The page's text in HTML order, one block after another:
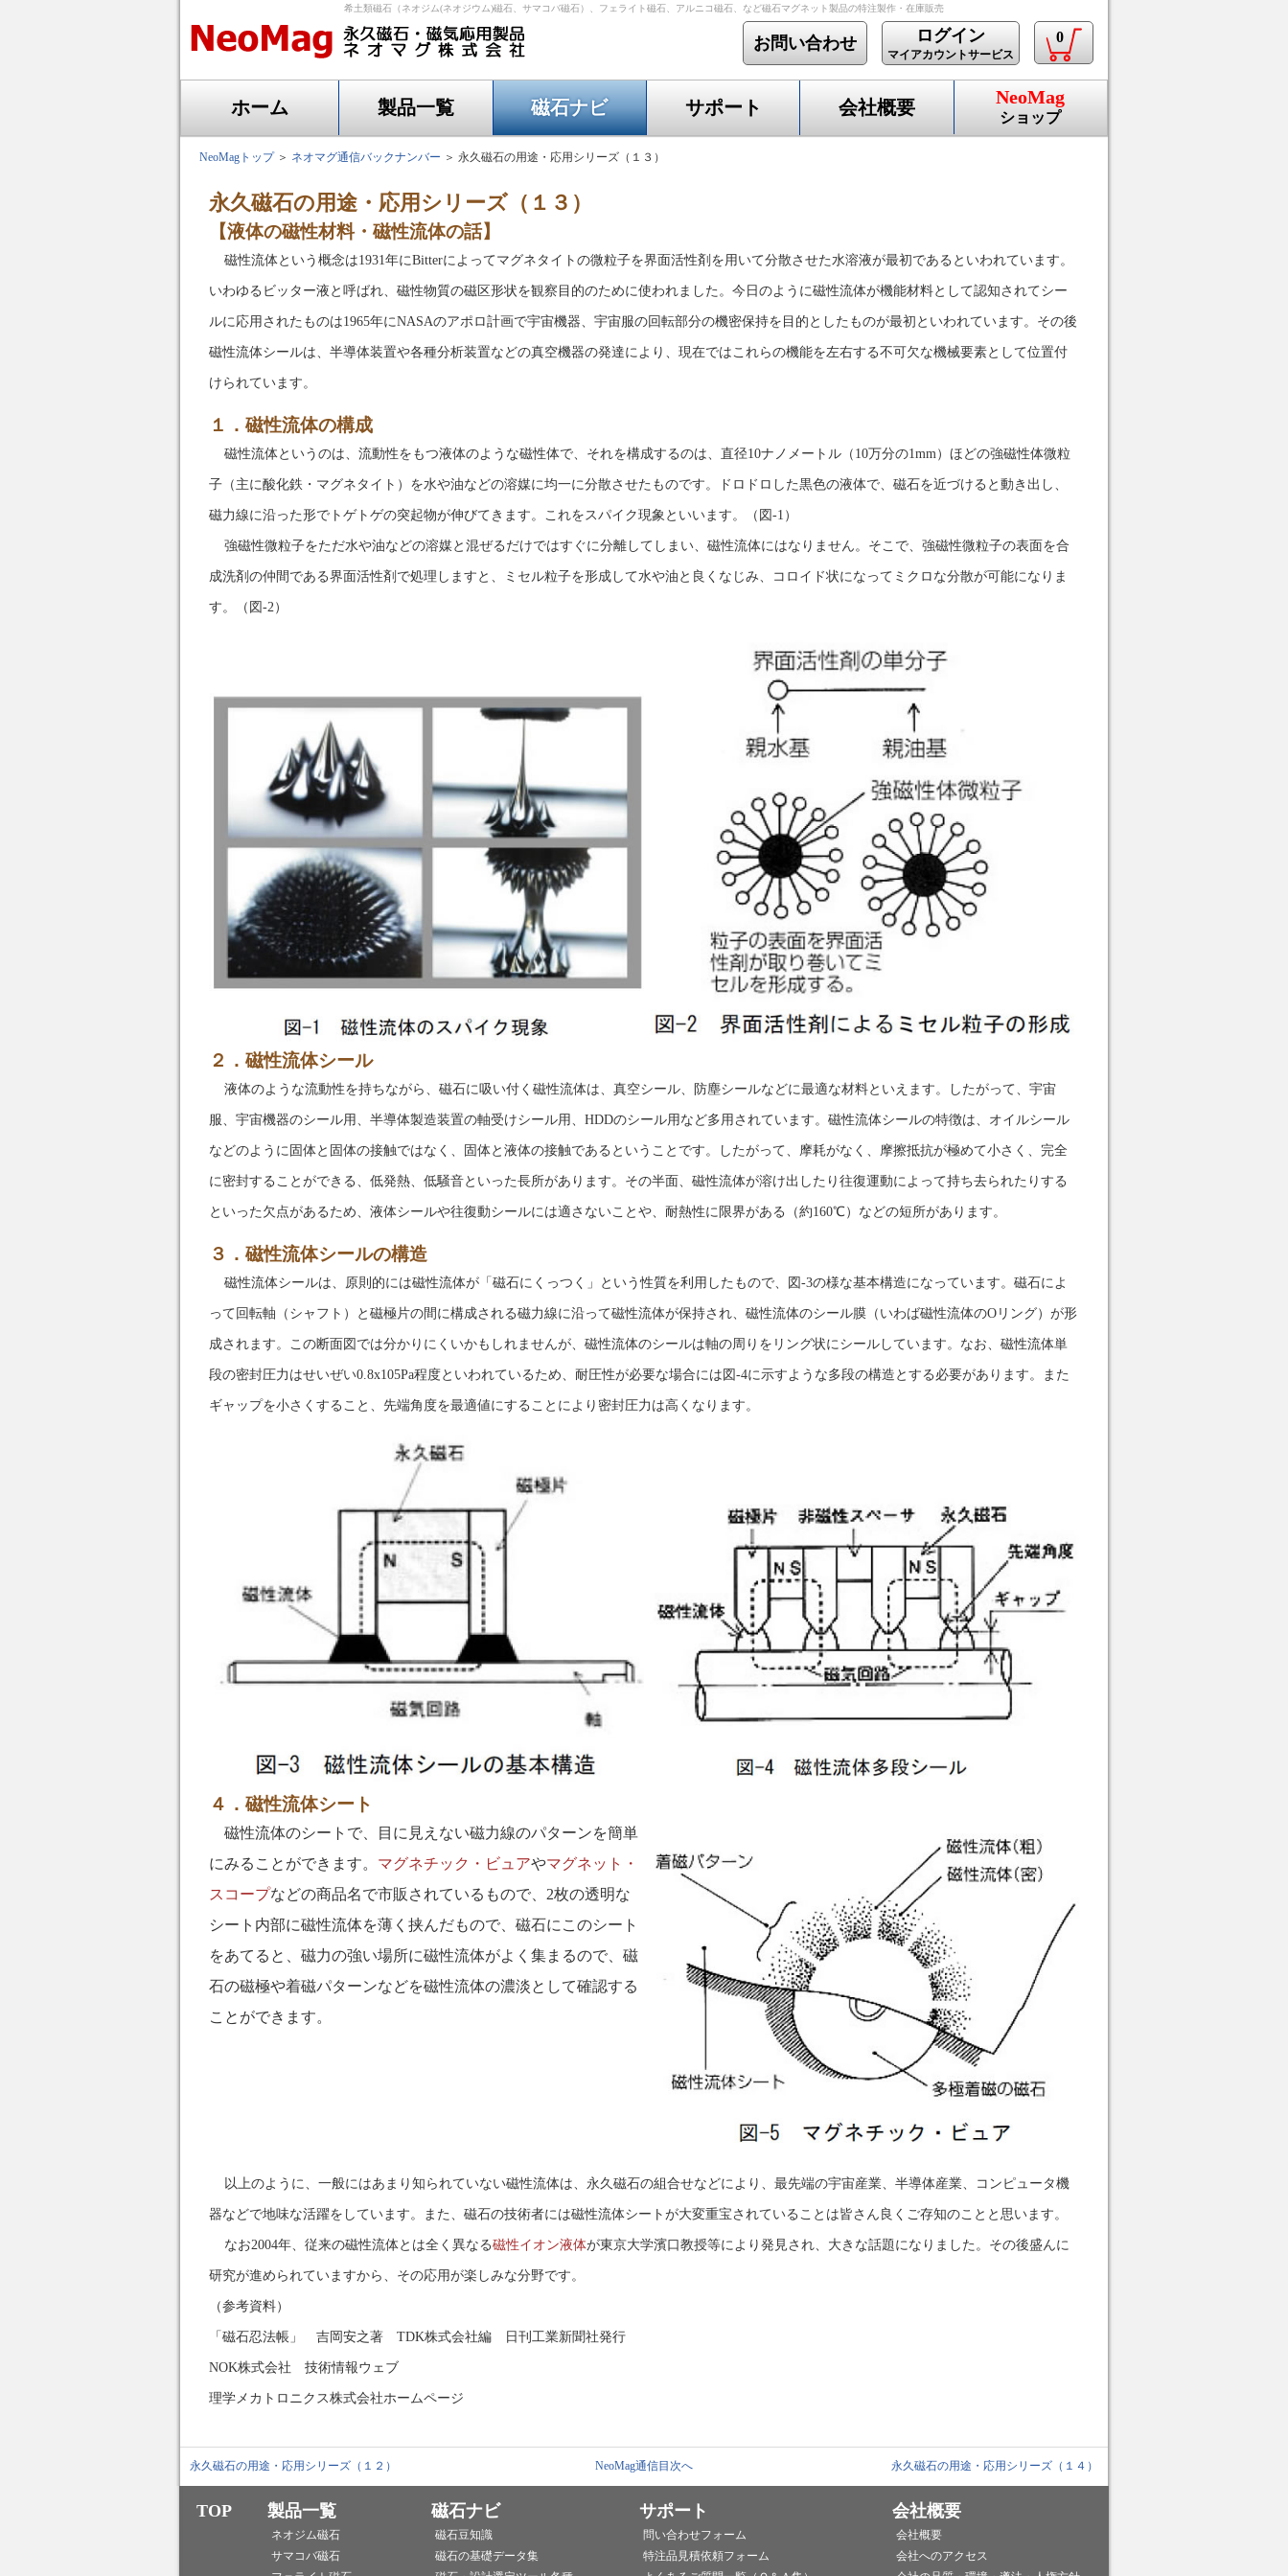
希土類磁石（ネオジム(ネオジウム)磁石、サマコバ磁石）、フェライト磁石、アルニコ磁石、など磁石マグネット製品の特注製作・在庫販売
0
ログイン
マイアカウントサービス
お問い合わせ
ホーム 製品一覧 磁石ナビ サポート 会社概要 NeoMag
ショップ
NeoMagトップ＞ ネオマグ通信バックナンバー ＞ 永久磁石の用途・応用シリーズ（１３）
永久磁石の用途・応用シリーズ（１３）
【液体の磁性材料・磁性流体の話】
磁性流体という概念は1931年にBitterによってマグネタイトの微粒子を界面活性剤を用いて分散させた水溶液が最初であるといわれています。
いわゆるビッター液と呼ばれ、磁性物質の磁区形状を観察目的のために使われました。今日のように磁性流体が機能材料として認知されてシー
ルに応用されたものは1965年にNASAのアポロ計画で宇宙機器、宇宙服の回転部分の機密保持を目的としたものが最初といわれています。その後
磁性流体シールは、半導体装置や各種分析装置などの真空機器の発達により、現在ではこれらの機能を左右する不可欠な機械要素として位置付
けられています。
１．磁性流体の構成
磁性流体というのは、流動性をもつ液体のような磁性体で、それを構成するのは、直径10ナノメートル（10万分の1mm）ほどの強磁性体微粒
子（主に酸化鉄・マグネタイト）を水や油などの溶媒に均一に分散させたものです。ドロドロした黒色の液体で、磁石を近づけると動き出し、
磁力線に沿った形でトゲトゲの突起物が伸びてきます。これをスパイク現象といいます。（図-1）
強磁性微粒子をただ水や油などの溶媒と混ぜるだけではすぐに分離してしまい、磁性流体にはなりません。そこで、強磁性微粒子の表面を合
成洗剤の仲間である界面活性剤で処理しますと、ミセル粒子を形成して水や油と良くなじみ、コロイド状になってミクロな分散が可能になりま
す。（図-2）
２．磁性流体シール
液体のような流動性を持ちながら、磁石に吸い付く磁性流体は、真空シール、防塵シールなどに最適な材料といえます。したがって、宇宙
服、宇宙機器のシール用、半導体製造装置の軸受けシール用、HDDのシール用など多用されています。磁性流体シールの特徴は、オイルシール
などのように固体と固体の接触ではなく、固体と液体の接触であるということです。したがって、摩耗がなく、摩擦抵抗が極めて小さく、完全
に密封することができる、低発熱、低騒音といった長所があります。その半面、磁性流体が溶け出したり往復運動によって持ち去られたりする
といった欠点があるため、液体シールや往復動シールには適さないことや、耐熱性に限界がある（約160℃）などの短所があります。
３．磁性流体シールの構造
磁性流体シールは、原則的には磁性流体が「磁石にくっつく」という性質を利用したもので、図-3の様な基本構造になっています。磁石によ
って回転軸（シャフト）と磁極片の間に構成される磁力線に沿って磁性流体が保持され、磁性流体のシール膜（いわば磁性流体のOリング）が形
成されます。この断面図では分かりにくいかもしれませんが、磁性流体のシールは軸の周りをリング状にシールしています。なお、磁性流体単
段の密封圧力はせいぜい0.8x105Pa程度といわれているため、耐圧性が必要な場合には図-4に示すような多段の構造とする必要があります。また
ギャップを小さくすること、先端角度を最適値にすることにより密封圧力は高くなります。
４．磁性流体シート
磁性流体のシートで、目に見えない磁力線のパターンを簡単
にみることができます。 マグネチック・ビュアやマグネット・
スコープなどの商品名で市販されているもので、2枚の透明な
シート内部に磁性流体を薄く挟んだもので、磁石にこのシート
をあてると、磁力の強い場所に磁性流体がよく集まるので、磁
石の磁極や着磁パターンなどを磁性流体の濃淡として確認する
ことができます。
以上のように、一般にはあまり知られていない磁性流体は、永久磁石の組合せなどにより、最先端の宇宙産業、半導体産業、コンピュータ機
器などで地味な活躍をしています。また、磁石の技術者には磁性流体シートが大変重宝されていることは皆さん良くご存知のことと思います。
なお2004年、従来の磁性流体とは全く異なる磁性イオン液体が東京大学濱口教授等により発見され、大きな話題になりました。その後盛んに
研究が進められていますから、その応用が楽しみな分野です。
（参考資料）
「磁石忍法帳」 吉岡安之著 TDK株式会社編 日刊工業新聞社発行
NOK株式会社 技術情報ウェブ
理学メカトロニクス株式会社ホームページ
永久磁石の用途・応用シリーズ（１２） NeoMag通信目次へ 永久磁石の用途・応用シリーズ（１４）
TOP 製品一覧
ネオジム磁石
サマコバ磁石
磁石ナビ
磁石豆知識
磁石の基礎データ集
サポート
問い合わせフォーム
特注品見積依頼フォーム
会社概要
会社概要
会社へのアクセス